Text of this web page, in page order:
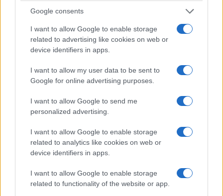
Google consents
I want to allow Google to enable storage
related to advertising like cookies on web or
device identifiers in apps.
I want to allow my user data to be sent to
Google for online advertising purposes.
I want to allow Google to send me
personalized advertising.
I want to allow Google to enable storage
related to analytics like cookies on web or
device identifiers in apps.
I want to allow Google to enable storage
related to functionality of the website or app.
καταρτισμένο ανθρώπινο δυναμικό στο επίκεντρό του. Τα
ψηφιακά δίδυμα (digital twins) επιτρέπουν τη βελτιστοποίηση
των διαδικασιών και στα δύο εργοστάσια πολύ πριν το
πρώτο εξάρτημα φτάσει στη γραμμή συναρμολόγησης. Οι
τρισδιάστατες εικονικές προσομοιώσεις διευκολύνουν την
απρόσκοπτη εφαρμογή, μειώνουν την πολυπλοκότητα και
βελτιώνουν τις ροές εργασίας και την εργονομία για τους
διαδικασίας συναρμολόγησης και των δύο εργοστασίων.
Εφαρμογές που υποστηρίζονται από την τεχνητή
νοημοσύνη — όπως ρομποτικά συστήματα αυτοδιόρθωσης
και συστήματα ελέγχου ποιότητας με οπτική αναγνώριση —
συμβάλλουν στη διασφάλιση σταθερά υψηλών προτύπων